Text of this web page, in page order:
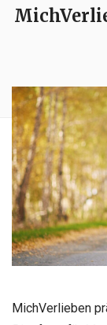
MichVerlieben